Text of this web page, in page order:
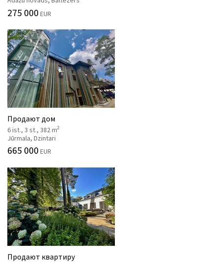
275 000 EUR
Продают дом
6 ist., 3 st., 382 m2
Jūrmala, Dzintari
665 000 EUR
Продают квартиру